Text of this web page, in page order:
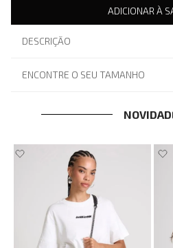
ADICIONAR À
DESCRIÇÃO
ENCONTRE O SEU TAMANHO